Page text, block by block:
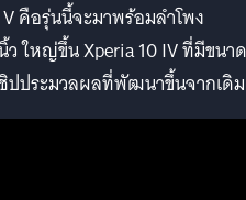
คือรุ่นนี้จะมาพร้อมลำโพง
ว ใหญ่ขึ้น Xperia 10 IV ที่มีขนา
ปประมวลผลที่พัฒนาขึ้นจากเดิม